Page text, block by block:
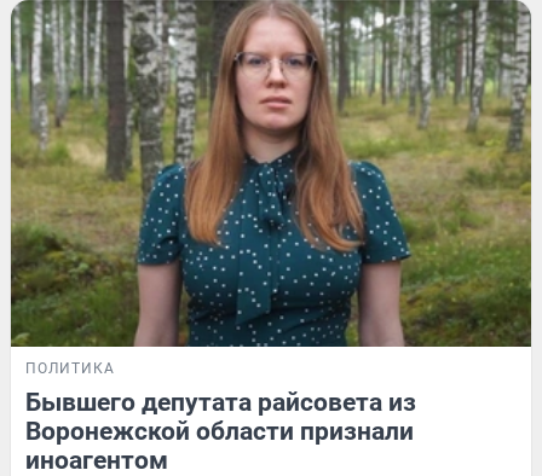
ПОЛИТИКА
Бывшего депутата райсовета из
Воронежской области признали
иноагентом